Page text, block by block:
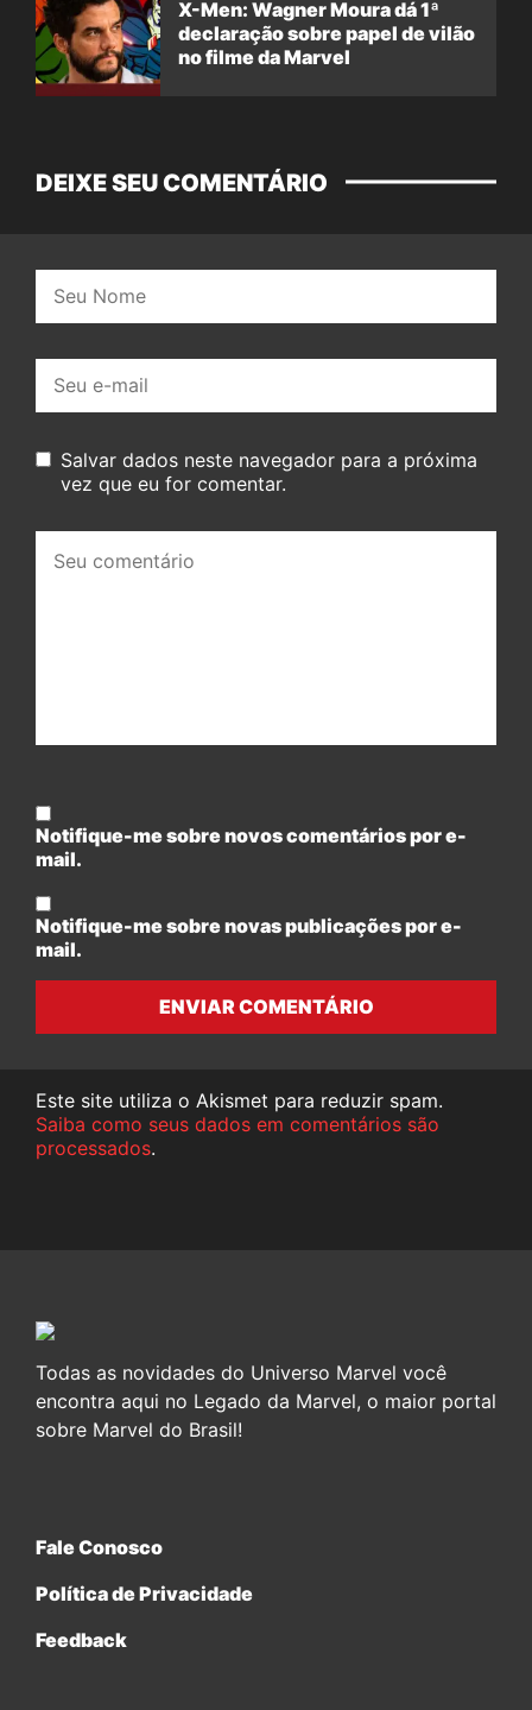
X-Men: Wagner Moura dá 1ª
declaração sobre papel de vilão
no filme da Marvel
DEIXE SEU COMENTÁRIO
mail:
Salvar dados neste navegador para a próxima
vez que eu for comentar.
comentário:
Notifique-me sobre novos comentários por e-
mail.
Notifique-me sobre novas publicações por e-
mail.
ENVIAR COMENTÁRIO
Este site utiliza o Akismet para reduzir spam.
Saiba como seus dados em comentários são
processados.
Todas as novidades do Universo Marvel você
encontra aqui no Legado da Marvel, o maior portal
sobre Marvel do Brasil!
Fale Conosco
Política de Privacidade
Feedback